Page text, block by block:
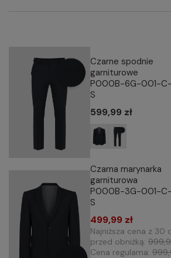
Czarne spodnie
garniturowe
P000B-6G-001-C-
S
599,99 zł
Czarna marynarka
garniturowa
P000B-3G-001-C-
S
499,99 zł
Najniższa cena z 30
przed obniżką:
Cena regularna: